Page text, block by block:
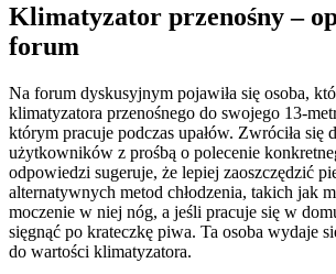
Klimatyzator przenośny –
forum
Na forum dyskusyjnym pojawiła się osoba,
klimatyzatora przenośnego do swojego 13-
którym pracuje podczas upałów. Zwróciła się
użytkowników z prośbą o polecenie
odpowiedzi sugeruje, że lepiej zaoszczędzić
alternatywnych metod chłodzenia, takich jak
moczenie w niej nóg, a jeśli pracuje się w
sięgnąć po krateczkę piwa. Ta osoba wydaje
do wartości klimatyzatora.